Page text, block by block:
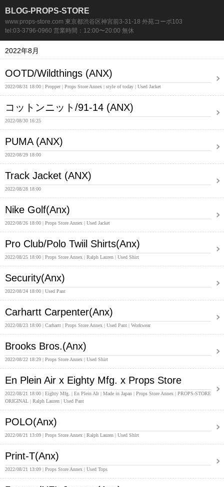
BLOG-PROPS-STORE
www.props-store.com 東京都渋谷区神宮前3-31-18 外苑コーポ103
tel:03-3796-0960 営業時間：12:00〜20:00 無休
2022年8月
OOTD/Wildthings (ANX)
2022/08/31 18:00 Propper Props Store Annex style of today Used Jacket
コットンニット/91-14 (ANX)
2022/08/30 16:25
PUMA (ANX)
2022/08/29 18:00
Track Jacket (ANX)
2022/08/28 18:00
Nike Golf(Anx)
2022/08/26 18:00 Props Store Annex Used Jacket
Pro Club/Polo Twiil Shirts(Anx)
2022/08/25 18:00 Props Store Annex Ralph Lauren Used Shirt
Security(Anx)
2022/08/24 18:00 Used Pant
Carhartt Carpenter(Anx)
2022/08/23 18:00 Carhartt Props Store Annex Used Pant Workwear
Brooks Bros.(Anx)
2022/08/22 18:29 Props Store Annex Used Shirt
En Plein Air x Eighty Mfg. x Props Store
2022/08/21 18:00 Eighty Mfg. En Plein AIr Made in Japan Props Store Annex
PROPS-STORE
ORIGINAL
Ralph Lauren Used Pant
POLO(Anx)
2022/08/21 13:09 Props Store Annex Ralph Lauren Used Shirt
Print-T(Anx)
2022/08/21 13:09 Props Store Annex Used Tops